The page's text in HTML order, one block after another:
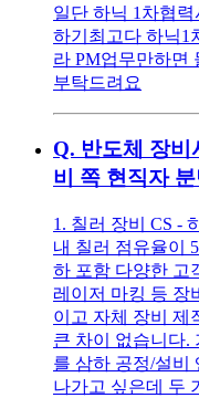
일단 하닉 1차협
하기최고다 하닉1
라 PM업무만하면
부탁드려요
Q. 반도체 장비
비 쪽 현직자
1. 칠러 장비 CS -
내 칠러 점유율이
하 포함 다양한 고
레이저 마킹 등 장
이고 자체 장비 제
큰 차이 없습니다.
를 삼하 공정/설비
나가고 싶은데 두